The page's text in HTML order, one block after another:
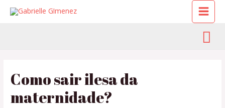
Como sair ilesa da
maternidade?